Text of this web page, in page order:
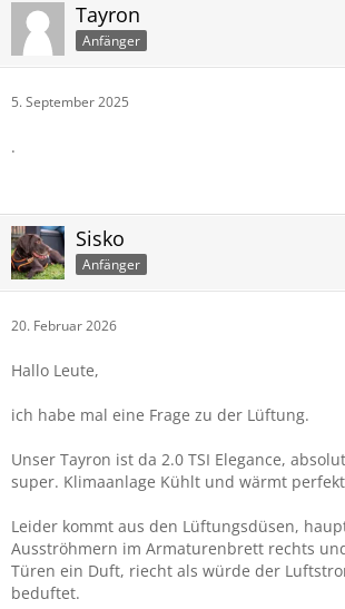
Tayron
Anfänger
5. September 2025
.
Sisko
Anfänger
20. Februar 2026
Hallo Leute,
ich habe mal eine Frage zu der Lüftung.
Unser Tayron ist da 2.0 TSI Elegance,
super. Klimaanlage Kühlt und wärmt
Leider kommt aus den Lüftungsdüsen,
Ausströhmern im Armaturenbrett rechts
Türen ein Duft, riecht als würde der
beduftet.